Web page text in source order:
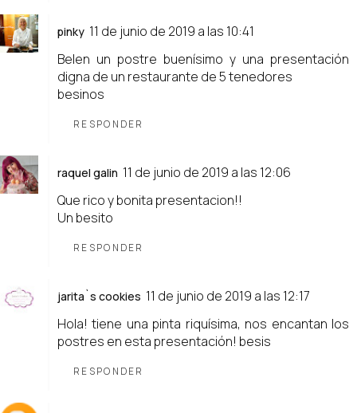
pinky 11 de junio de 2019 a las 10:41
Belen un postre buenísimo y una presentación
digna de un restaurante de 5 tenedores
besinos
RESPONDER
raquel galin 11 de junio de 2019 a las 12:06
Que rico y bonita presentacion!!
Un besito
RESPONDER
jarita`s cookies 11 de junio de 2019 a las 12:17
Hola! tiene una pinta riquísima, nos encantan los
postres en esta presentación! besis
RESPONDER